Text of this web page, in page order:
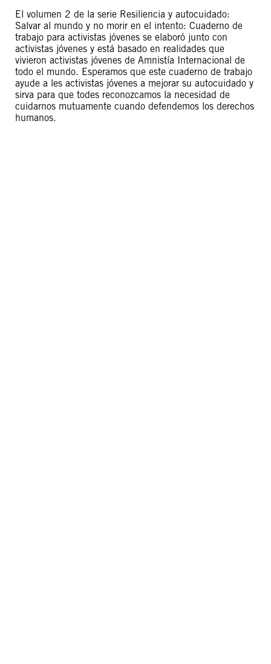
El volumen 2 de la serie Resiliencia y autocuidado:
Salvar al mundo y no morir en el intento: Cuaderno de
trabajo para activistas jóvenes se elaboró junto con
activistas jóvenes y está basado en realidades que
vivieron activistas jóvenes de Amnistía Internacional de
todo el mundo. Esperamos que este cuaderno de trabajo
ayude a les activistas jóvenes a mejorar su autocuidado y
sirva para que todes reconozcamos la necesidad de
cuidarnos mutuamente cuando defendemos los derechos
humanos.